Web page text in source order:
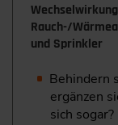
Rauch-/
und Sprinkler
Behindern
ergänzen
sich sogar?